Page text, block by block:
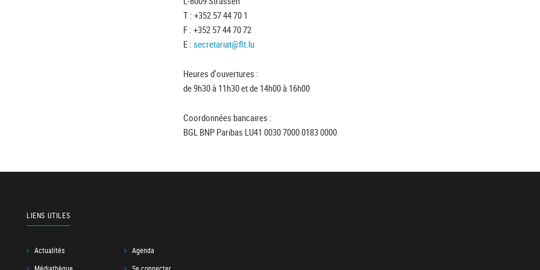
T : +352 57 44 70 1
F : +352 57 44 70 72
E : secretariat@flt.lu
Heures d'ouvertures :
de 9h30 à 11h30 et de 14h00 à 16h00
Coordonnées bancaires :
BGL BNP Paribas LU41 0030 7000 0183 0000
LIENS UTILES
Actualités
Agenda
Médiathèque
Se connecter